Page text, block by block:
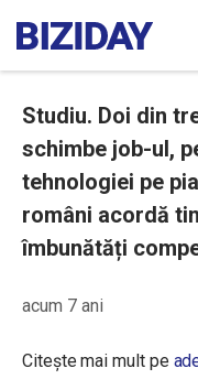
Studiu. Doi din
schimbe job-ul,
tehnologiei pe
români acordă
îmbunătăți
acum 7 ani
Citește mai mult pe